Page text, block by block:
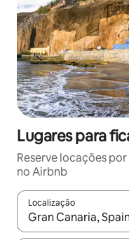
Lugares para
Reserve locações
no Airbnb
Localização
Quando os